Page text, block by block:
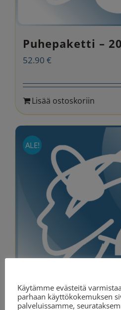
Puhepaketti –
52.90 €
Lisää ostoskoriin
ALE!
Käytämme evästeitä
parhaan käyttökokemuksen
palveluissamme,